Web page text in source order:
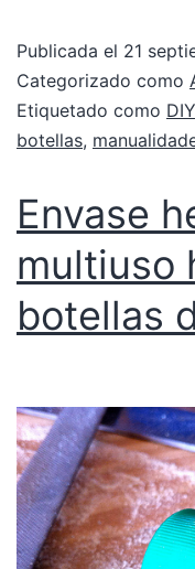
Publicada el 21
Categorizado como
Etiquetado como DIY
botellas,
Envase
multiuso
botellas